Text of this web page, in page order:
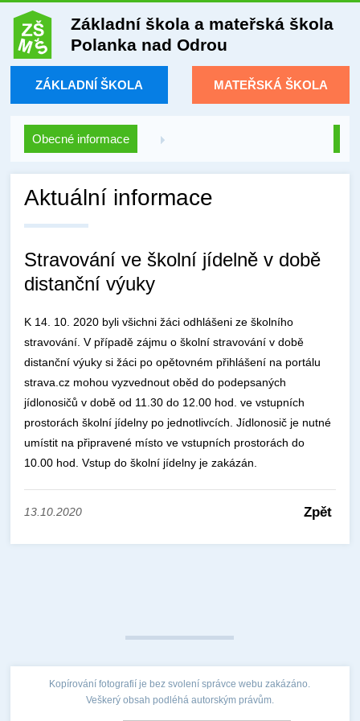
Základní škola a mateřská škola
Polanka nad Odrou
ZÁKLADNÍ ŠKOLA MATEŘSKÁ ŠKOLA
Obecné informace
Aktuální informace
Stravování ve školní jídelně v době
distanční výuky
K 14. 10. 2020 byli všichni žáci odhlášeni ze školního
stravování. V případě zájmu o školní stravování v době
distanční výuky si žáci po opětovném přihlášení na portálu
strava.cz mohou vyzvednout oběd do podepsaných
jídlonosičů v době od 11.30 do 12.00 hod. ve vstupních
prostorách školní jídelny po jednotlivcích. Jídlonosič je nutné
umístit na připravené místo ve vstupních prostorách do
10.00 hod. Vstup do školní jídelny je zakázán.
13.10.2020 Zpět
Kopírování fotografií je bez svolení správce webu zakázáno.
Veškerý obsah podléhá autorským právům.